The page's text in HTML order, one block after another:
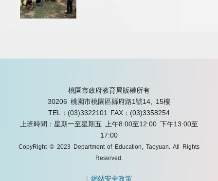
桃園市政府教育局版權所有
30206 桃園市桃園區縣府路1號14, 15樓
TEL：(03)3322101
FAX：(03)3358254
上班時間：星期一至星期五 上午8:00至12:00 下午13:00至
17:00
CopyRight © 2023 Department of Education, Taoyuan. All Rights
Reserved.
|網站安全政策